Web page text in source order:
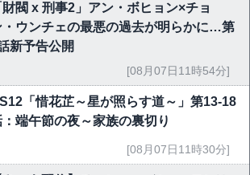
財閥 x 刑事2」アン・ボヒョン×チョ
・ウンチェの最悪の過去が明らかに…第
新予告公開
[08月07日11時54分]
「惜花芷～星が照らす道～」第13-18
端午節の夜～家族の裏切り
[08月07日11時30分]